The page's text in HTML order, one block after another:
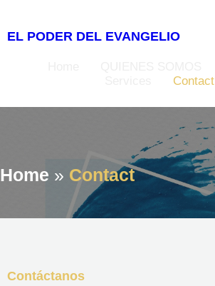
EL PODER DEL EVANGELIO
Contact
Home » Contact
Contáctanos